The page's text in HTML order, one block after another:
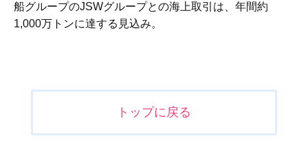
船グループのJSWグループとの海上取引は、年間約
1,000万トンに達する見込み。
トップに戻る